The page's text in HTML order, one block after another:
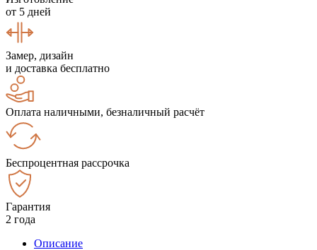
от 5 дней
Замер, дизайн
и доставка бесплатно
Оплата наличными, безналичный расчёт
Беспроцентная рассрочка
Гарантия
2 года
Описание